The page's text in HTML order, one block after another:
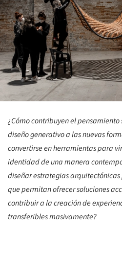
¿Cómo contribuyen el
diseño generativo a las nuevas
convertirse en herramientas para
identidad de una manera
diseñar estrategias
que permitan ofrecer soluciones
contribuir a la creación de
transferibles masivamente?